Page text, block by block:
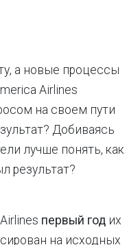
а новые процессы
Airlines
на своем пути
Добиваясь
лучше понять, как
результат?
первый год их
на исходных